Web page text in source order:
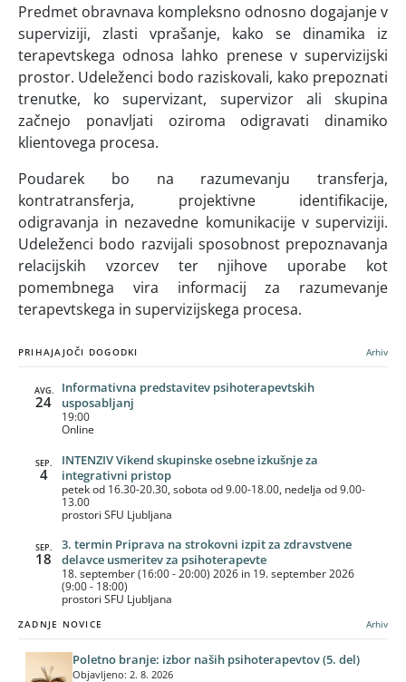
Predmet obravnava kompleksno odnosno dogajanje v
superviziji, zlasti vprašanje, kako se dinamika iz
terapevtskega odnosa lahko prenese v supervizijski
prostor. Udeleženci bodo raziskovali, kako prepoznati
trenutke, ko supervizant, supervizor ali skupina
začnejo ponavljati oziroma odigravati dinamiko
klientovega procesa.
Poudarek bo na razumevanju transferja,
kontratransferja, projektivne identifikacije,
odigravanja in nezavedne komunikacije v superviziji.
Udeleženci bodo razvijali sposobnost prepoznavanja
relacijskih vzorcev ter njihove uporabe kot
pomembnega vira informacij za razumevanje
terapevtskega in supervizijskega procesa.
PRIHAJAJOČI DOGODKI Arhiv
AVG.
24
Informativna predstavitev psihoterapevtskih
usposabljanj
19:00
Online
SEP.
4
INTENZIV Vikend skupinske osebne izkušnje za
integrativni pristop
petek od 16.30-20.30, sobota od 9.00-18.00, nedelja od 9.00-
13.00
prostori SFU Ljubljana
SEP.
18
3. termin Priprava na strokovni izpit za zdravstvene
delavce usmeritev za psihoterapevte
18. september (16:00 - 20:00) 2026 in 19. september 2026
(9:00 - 18:00)
prostori SFU Ljubljana
ZADNJE NOVICE Arhiv
Poletno branje: izbor naših psihoterapevtov (5. del)
Objavljeno: 2. 8. 2026